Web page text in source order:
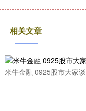
相关文章
米牛金融 0925股市大家谈